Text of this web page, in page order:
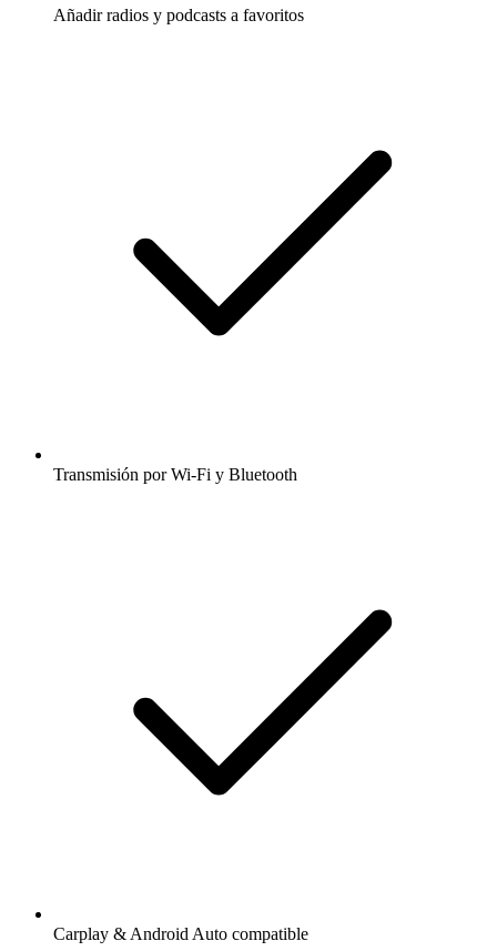
Añadir radios y podcasts a favoritos
Transmisión por Wi-Fi y Bluetooth
Carplay & Android Auto compatible